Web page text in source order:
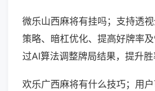
微乐山西麻将有挂吗；支持透
策略、暗杠优化、提高好牌率
过AI算法调整牌局结果，提升胜
欢乐广西麻将有什么技巧；用